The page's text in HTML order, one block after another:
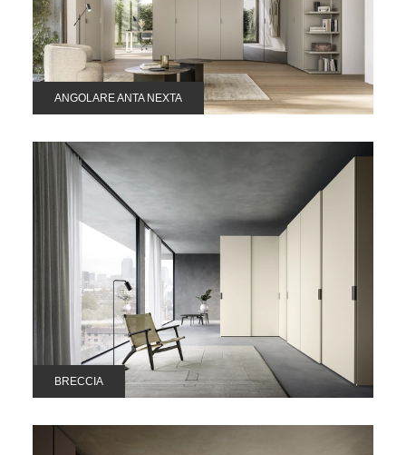
ANGOLARE ANTA NEXTA
BRECCIA